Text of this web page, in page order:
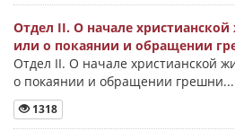
Отдел II. О начале
или о покаянии и обращении
Отдел II. О начале христианской
о покаянии и обращении грешни...
1318